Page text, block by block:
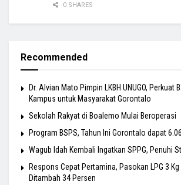
0 SHARES
Recommended
Dr. Alvian Mato Pimpin LKBH UNUGO, Perkuat
Kampus untuk Masyarakat Gorontalo
Sekolah Rakyat di Boalemo Mulai Beroperasi
Program BSPS, Tahun Ini Gorontalo dapat
Wagub Idah Kembali Ingatkan SPPG, Penuhi
Respons Cepat Pertamina, Pasokan LPG 3 Kg
Ditambah 34 Persen